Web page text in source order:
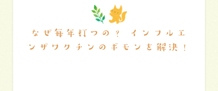
なぜ毎年打つの？ インフルエ
ンザワクチンのギモンを解決！